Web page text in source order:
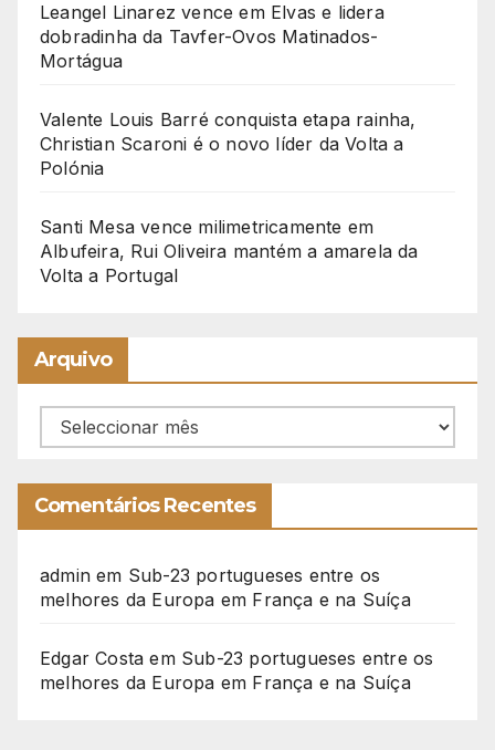
Leangel Linarez vence em Elvas e lidera
dobradinha da Tavfer-Ovos Matinados-
Mortágua
Valente Louis Barré conquista etapa rainha,
Christian Scaroni é o novo líder da Volta a
Polónia
Santi Mesa vence milimetricamente em
Albufeira, Rui Oliveira mantém a amarela da
Volta a Portugal
Arquivo
Arquivo
Comentários Recentes
admin em Sub-23 portugueses entre os
melhores da Europa em França e na Suíça
Edgar Costa em Sub-23 portugueses entre os
melhores da Europa em França e na Suíça